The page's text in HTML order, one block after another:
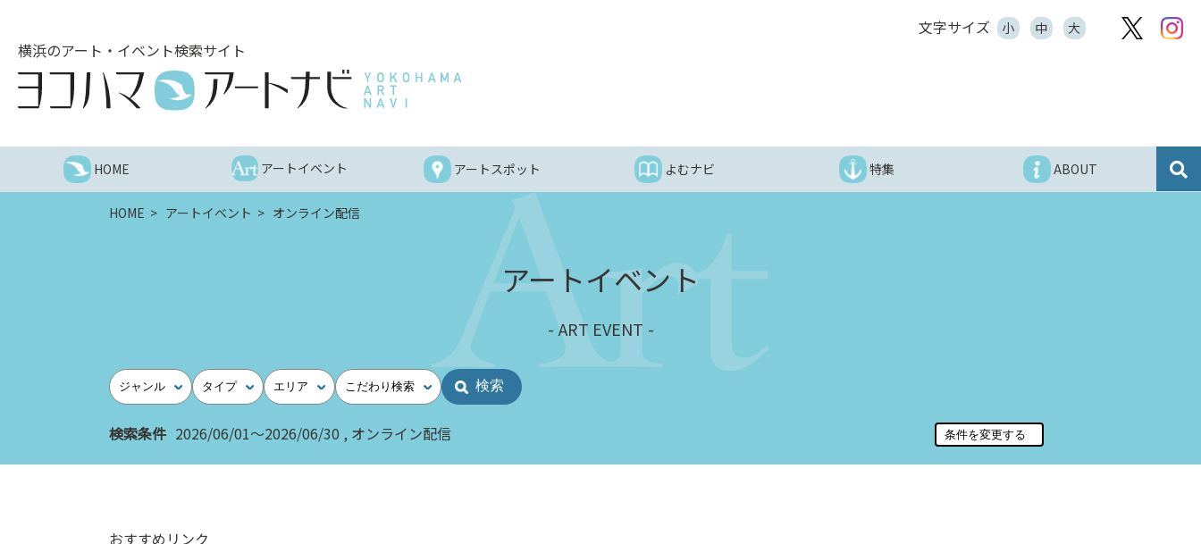
へ
文字サイズ 小 中 大
横浜のアート・イベント検索サイト
HOME アートイベント アートスポット よむナビ 特集 ABOUT
HOME アートイベント オンライン配信
アートイベント
ART EVENT
ジャンル タイプ エリア こだわり検索
検索条件 2026/06/01～2026/06/30 オンライン配信
おすすめリンク